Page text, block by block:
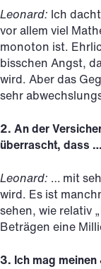
Leonard: Ich
vor allem viel
monoton ist.
bisschen Angst,
wird. Aber das
sehr
2. An der
überrascht, dass …
Leonard: … mit
wird. Es ist
sehen, wie relativ
Beträgen eine
3. Ich mag